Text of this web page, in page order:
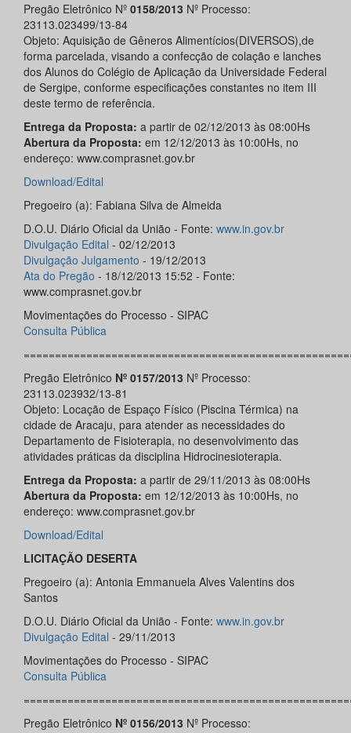
Pregão Eletrônico Nº 0158/2013 Nº Processo:
23113.023499/13-84
Objeto: Aquisição de Gêneros Alimentícios(DIVERSOS),de
forma parcelada, visando a confecção de colação e lanches
dos Alunos do Colégio de Aplicação da Universidade Federal
de Sergipe, conforme especificações constantes no item III
deste termo de referência.
Entrega da Proposta: a partir de 02/12/2013 às 08:00Hs
Abertura da Proposta: em 12/12/2013 às 10:00Hs, no
endereço: www.comprasnet.gov.br
Download/Edital
Pregoeiro (a): Fabiana Silva de Almeida
D.O.U. Diário Oficial da União - Fonte: www.in.gov.br
Divulgação Edital - 02/12/2013
Divulgação Julgamento - 19/12/2013
Ata do Pregão - 18/12/2013 15:52 - Fonte:
www.comprasnet.gov.br
Movimentações do Processo - SIPAC
Consulta Pública
Pregão Eletrônico Nº 0157/2013 Nº Processo:
23113.023932/13-81
Objeto: Locação de Espaço Físico (Piscina Térmica) na
cidade de Aracaju, para atender as necessidades do
Departamento de Fisioterapia, no desenvolvimento das
atividades práticas da disciplina Hidrocinesioterapia.
Entrega da Proposta: a partir de 29/11/2013 às 08:00Hs
Abertura da Proposta: em 12/12/2013 às 10:00Hs, no
endereço: www.comprasnet.gov.br
Download/Edital
LICITAÇÃO DESERTA
Pregoeiro (a): Antonia Emmanuela Alves Valentins dos
Santos
D.O.U. Diário Oficial da União - Fonte: www.in.gov.br
Divulgação Edital - 29/11/2013
Movimentações do Processo - SIPAC
Consulta Pública
Pregão Eletrônico Nº 0156/2013 Nº Processo: